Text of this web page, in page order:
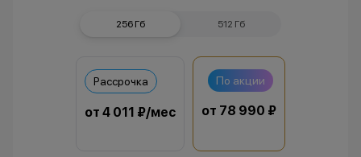
256 Гб 512 Гб
Рассрочка
от 4 011 ₽/мес
По акции
от 78 990 ₽